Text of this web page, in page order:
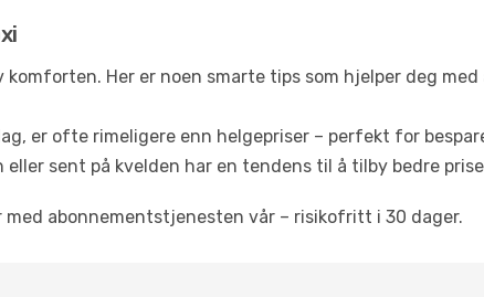
Her er noen smarte tips som hjelper deg med
er ofte rimeligere enn helgepriser – perfekt for
sent på kvelden har en tendens til å tilby bedre
abonnementstjenesten vår – risikofritt i 30 dager.